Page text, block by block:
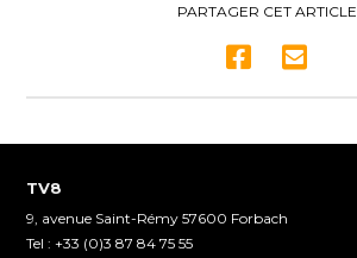
PARTAGER CET ARTICLE
TV8
9, avenue Saint-Rémy 57600 Forbach
Tel : +33 (0)3 87 84 75 55